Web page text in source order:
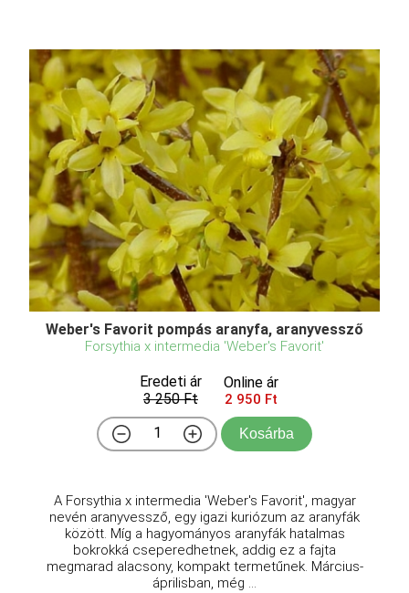
Weber's Favorit pompás aranyfa, aranyvessző
Forsythia x intermedia 'Weber's Favorit'
Eredeti ár
3 250 Ft
Online ár
2 950 Ft
Kosárba
A Forsythia x intermedia 'Weber's Favorit', magyar
nevén aranyvessző, egy igazi kuriózum az aranyfák
között. Míg a hagyományos aranyfák hatalmas
bokrokká cseperedhetnek, addig ez a fajta
megmarad alacsony, kompakt termetűnek. Március-
áprilisban, még ...